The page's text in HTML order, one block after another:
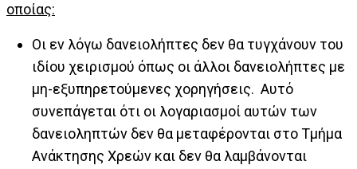
οποίας:
Οι εν λόγω δανειολήπτες δεν θα τυγχάνουν του
ιδίου χειρισμού όπως οι άλλοι δανειολήπτες με
μη-εξυπηρετούμενες χορηγήσεις. Αυτό
συνεπάγεται ότι οι λογαριασμοί αυτών των
δανειοληπτών δεν θα μεταφέρονται στο Τμήμα
Ανάκτησης Χρεών και δεν θα λαμβάνονται